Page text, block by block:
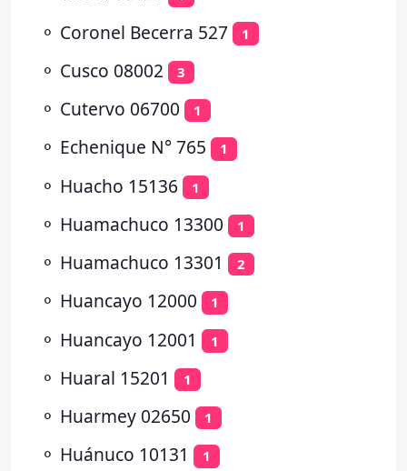
⚬ Coronel Becerra 527 1
⚬ Cusco 08002 3
⚬ Cutervo 06700 1
⚬ Echenique N° 765 1
⚬ Huacho 15136 1
⚬ Huamachuco 13300 1
⚬ Huamachuco 13301 2
⚬ Huancayo 12000 1
⚬ Huancayo 12001 1
⚬ Huaral 15201 1
⚬ Huarmey 02650 1
⚬ Huánuco 10131 1